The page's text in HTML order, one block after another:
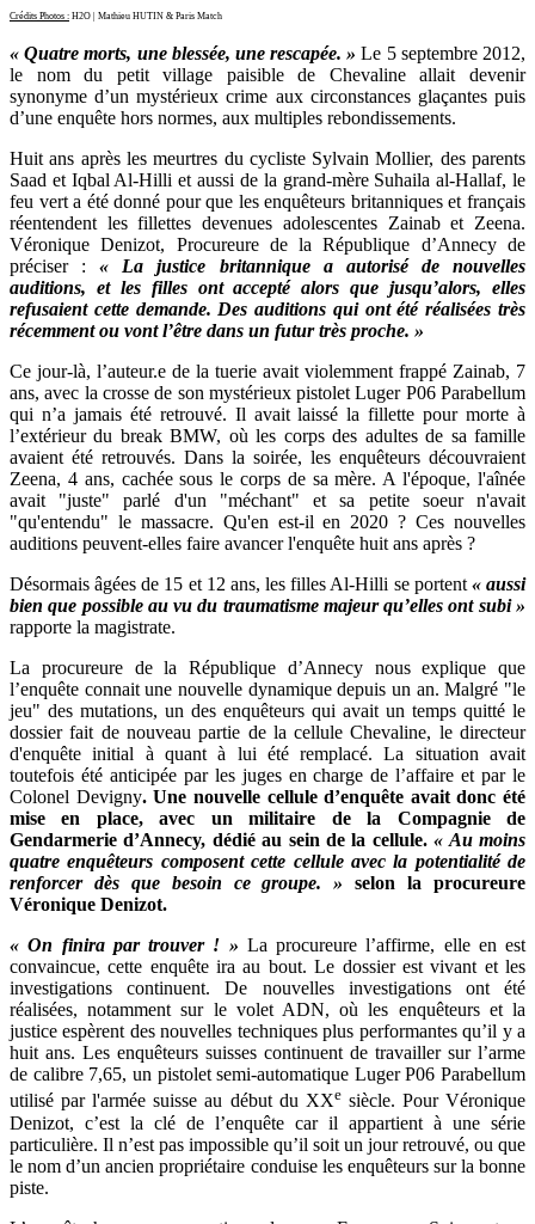
Crédits Photos : H2O | Mathieu HUTIN & Paris Match
« Quatre morts, une blessée, une rescapée. » Le 5 septembre 2012,
le nom du petit village paisible de Chevaline allait devenir
synonyme d’un mystérieux crime aux circonstances glaçantes puis
d’une enquête hors normes, aux multiples rebondissements.
Huit ans après les meurtres du cycliste Sylvain Mollier, des parents
Saad et Iqbal Al-Hilli et aussi de la grand-mère Suhaila al-Hallaf, le
feu vert a été donné pour que les enquêteurs britanniques et français
réentendent les fillettes devenues adolescentes Zainab et Zeena.
Véronique Denizot, Procureure de la République d’Annecy de
préciser :« La justice britannique a autorisé de nouvelles
auditions, et les filles ont accepté alors que jusqu’alors, elles
refusaient cette demande. Des auditions qui ont été réalisées très
récemment ou vont l’être dans un futur très proche. »
Ce jour-là, l’auteur.e de la tuerie avait violemment frappé Zainab, 7
ans, avec la crosse de son mystérieux pistolet Luger P06 Parabellum
qui n’a jamais été retrouvé. Il avait laissé la fillette pour morte à
l’extérieur du break BMW, où les corps des adultes de sa famille
avaient été retrouvés. Dans la soirée, les enquêteurs découvraient
Zeena, 4 ans, cachée sous le corps de sa mère. A l'époque, l'aînée
avait "juste" parlé d'un "méchant" et sa petite soeur n'avait
"qu'entendu" le massacre. Qu'en est-il en 2020 ? Ces nouvelles
auditions peuvent-elles faire avancer l'enquête huit ans après ?
Désormais âgées de 15 et 12 ans, les filles Al-Hilli se portent « aussi
bien que possible au vu du traumatisme majeur qu’elles ont subi »
rapporte la magistrate.
La procureure de la République d’Annecy nous explique que
l’enquête connait une nouvelle dynamique depuis un an. Malgré "le
jeu" des mutations, un des enquêteurs qui avait un temps quitté le
dossier fait de nouveau partie de la cellule Chevaline, le directeur
d'enquête initial à quant à lui été remplacé. La situation avait
toutefois été anticipée par les juges en charge de l’affaire et par le
Colonel Devigny. Une nouvelle cellule d’enquête avait donc été
mise en place, avec un militaire de la Compagnie de
Gendarmerie d’Annecy, dédié au sein de la cellule.« Au moins
quatre enquêteurs composent cette cellule avec la potentialité de
renforcer dès que besoin ce groupe. » selon la procureure
Véronique Denizot.
« On finira par trouver ! » La procureure l’affirme, elle en est
convaincue, cette enquête ira au bout. Le dossier est vivant et les
investigations continuent. De nouvelles investigations ont été
réalisées, notamment sur le volet ADN, où les enquêteurs et la
justice espèrent des nouvelles techniques plus performantes qu’il y a
huit ans. Les enquêteurs suisses continuent de travailler sur l’arme
de calibre 7,65, un pistolet semi-automatique Luger P06 Parabellum
utilisé par l'armée suisse au début du XXesiècle. Pour Véronique
Denizot, c’est la clé de l’enquête car il appartient à une série
particulière. Il n’est pas impossible qu’il soit un jour retrouvé, ou que
le nom d’un ancien propriétaire conduise les enquêteurs sur la bonne
piste.